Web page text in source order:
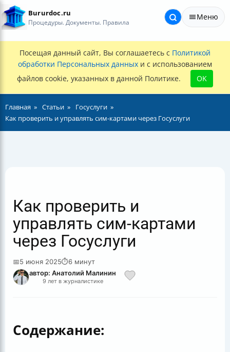
Bururdoc.ru
Процедуры. Документы. Правила
Меню
Посещая данный сайт, Вы соглашаетесь с Политикой
обработки Персональных данных и с использованием
файлов cookie, указанных в данной Политике.
OK
Главная Статьи
Госуслуги
Как проверить и управлять сим-картами через Госуслуги
Как проверить и
управлять сим-картами
через Госуслуги
📅5 июня 2025⏱6 минут
автор: Анатолий Малинин
9 лет в журналистике
Содержание: